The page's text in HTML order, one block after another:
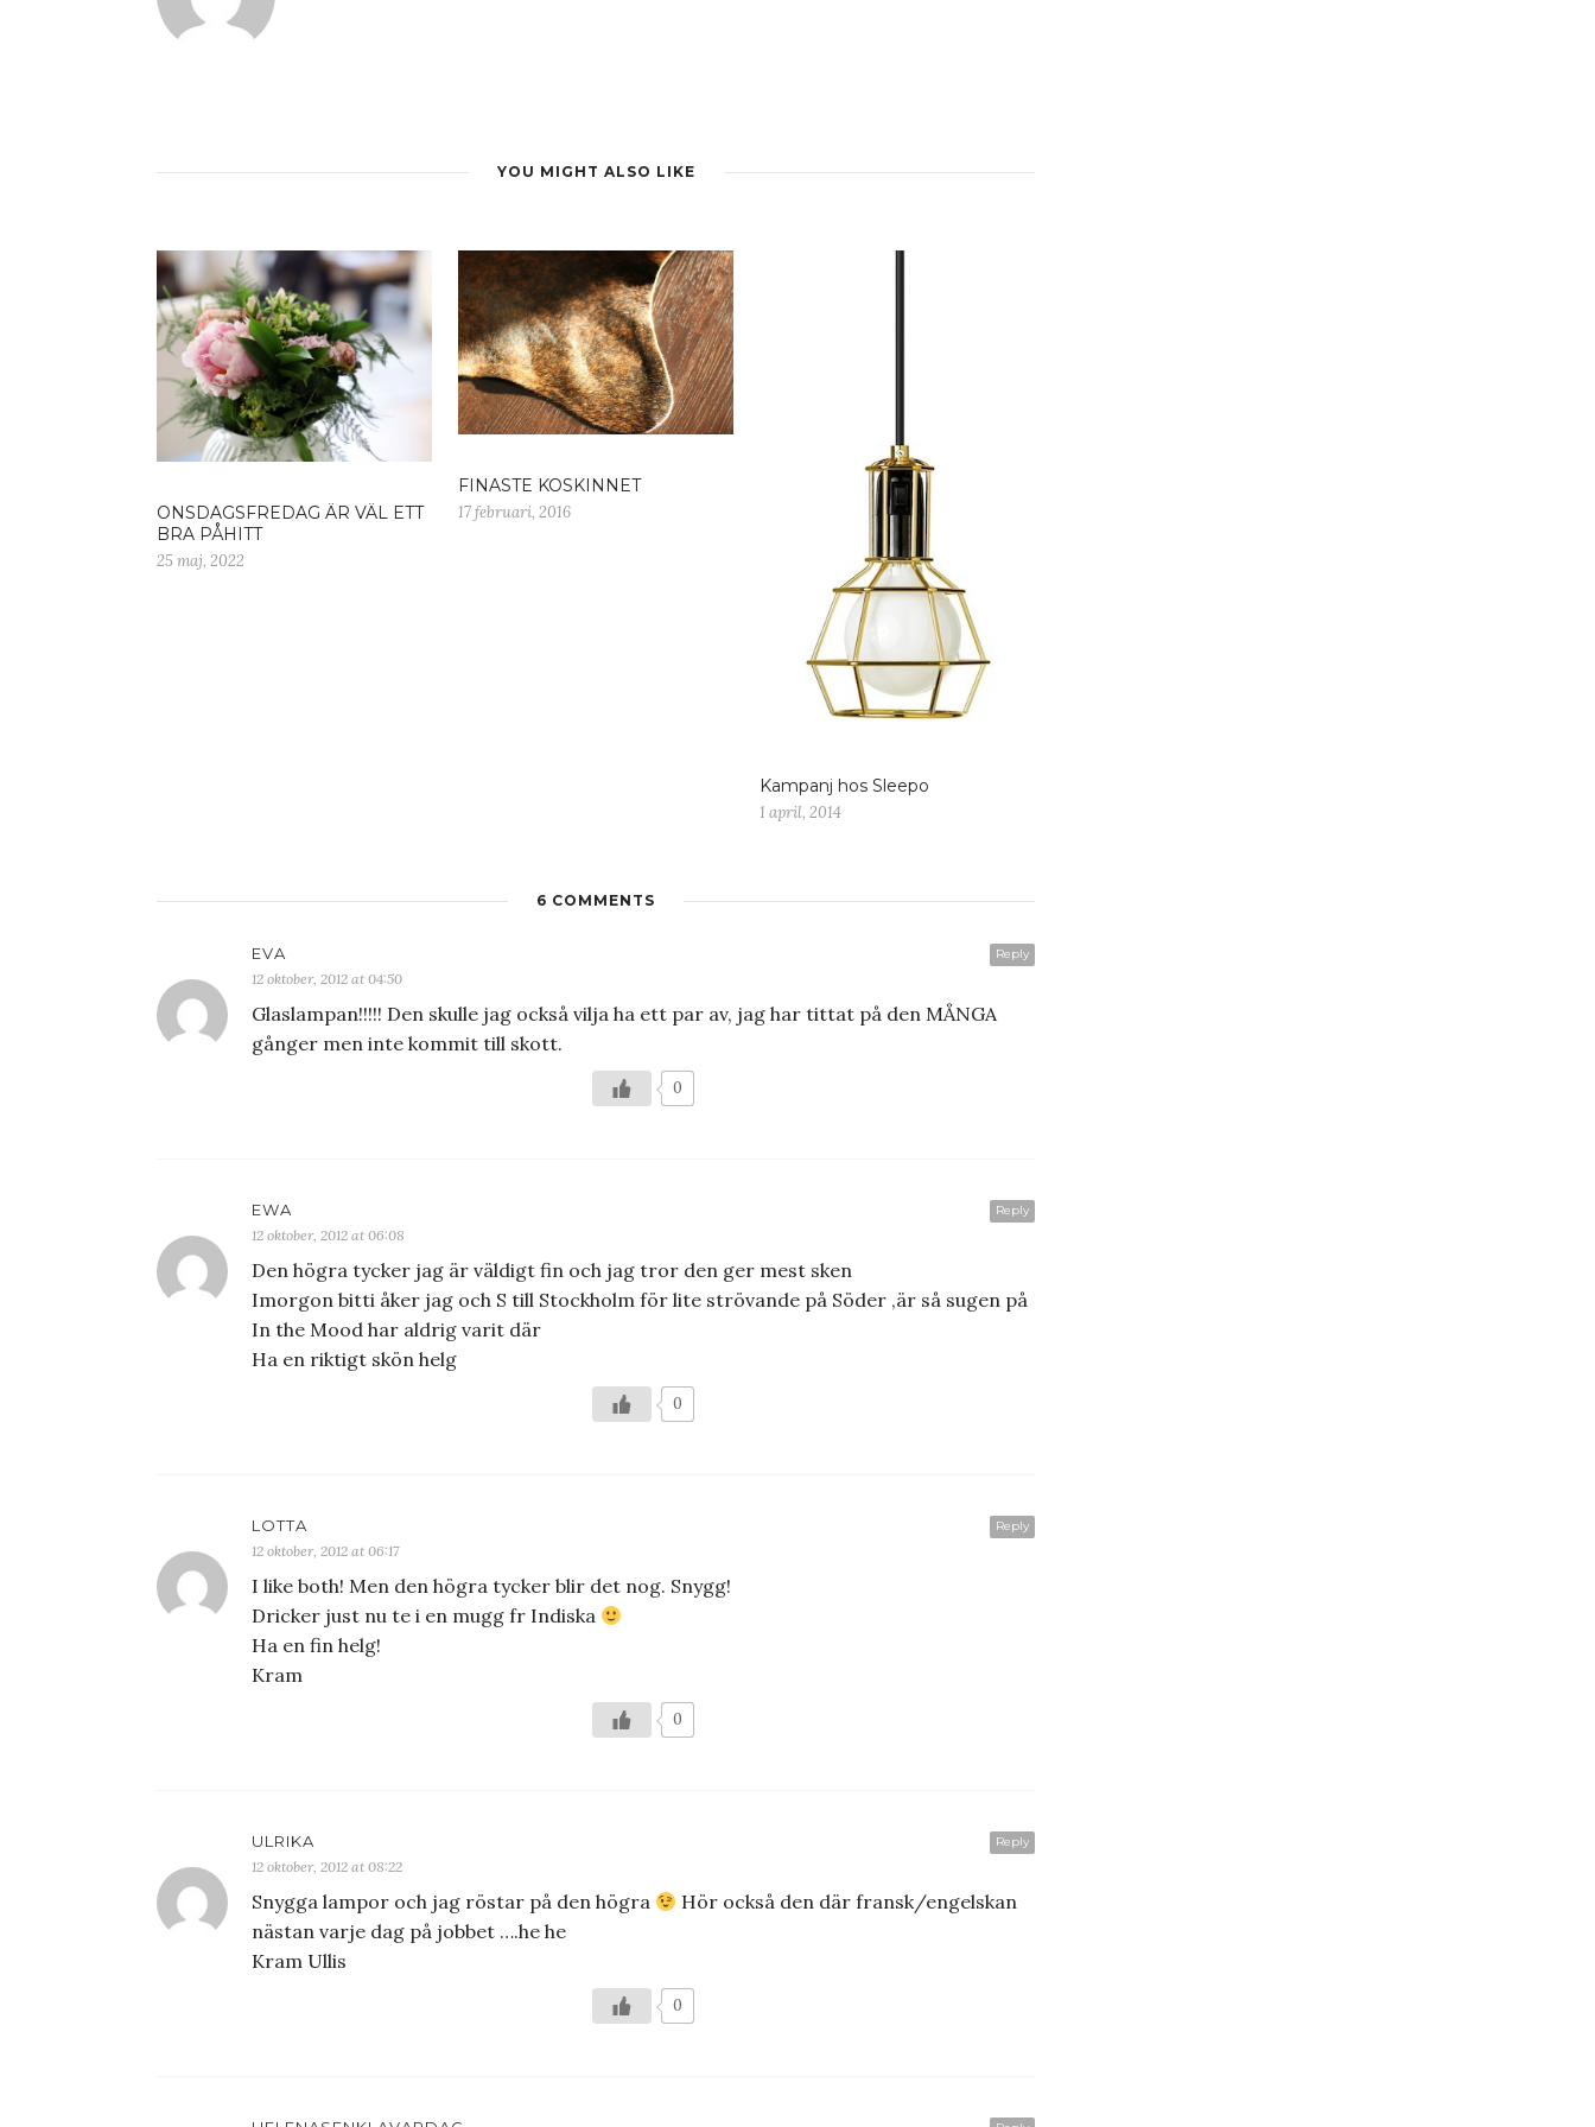
YOU MIGHT ALSO LIKE
ONSDAGSFREDAG ÄR VÄL ETT
BRA PÅHITT
25 maj, 2022
FINASTE KOSKINNET
17 februari, 2016
Kampanj hos Sleepo
1 april, 2014
6 COMMENTS
Reply
EVA
12 oktober, 2012 at 04:50
Glaslampan!!!!! Den skulle jag också vilja ha ett par av, jag har tittat på den MÅNGA
gånger men inte kommit till skott.
0
Reply
EWA
12 oktober, 2012 at 06:08
Den högra tycker jag är väldigt fin och jag tror den ger mest sken
Imorgon bitti åker jag och S till Stockholm för lite strövande på Söder ,är så sugen på
In the Mood har aldrig varit där
Ha en riktigt skön helg
0
Reply
LOTTA
12 oktober, 2012 at 06:17
I like both! Men den högra tycker blir det nog. Snygg!
Dricker just nu te i en mugg fr Indiska
Ha en fin helg!
Kram
0
Reply
ULRIKA
12 oktober, 2012 at 08:22
Snygga lampor och jag röstar på den högra
Hör också den där fransk/engelskan
nästan varje dag på jobbet ….he he
Kram Ullis
0